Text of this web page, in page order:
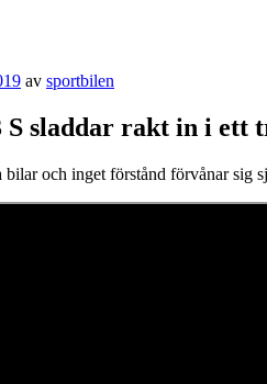
av sportbilen
sladdar rakt in i ett
och inget förstånd förvånar sig